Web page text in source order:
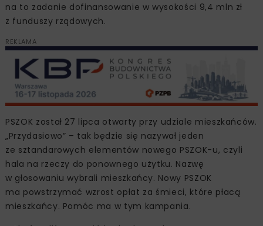
na to zadanie dofinansowanie w wysokości 9,4 mln zł
z funduszy rządowych.
REKLAMA
PSZOK został 27 lipca otwarty przy udziale mieszkańców.
„Przydasiowo” – tak będzie się nazywał jeden
ze sztandarowych elementów nowego PSZOK-u, czyli
hala na rzeczy do ponownego użytku. Nazwę
w głosowaniu wybrali mieszkańcy. Nowy PSZOK
ma powstrzymać wzrost opłat za śmieci, które płacą
mieszkańcy. Pomóc ma w tym kampania.